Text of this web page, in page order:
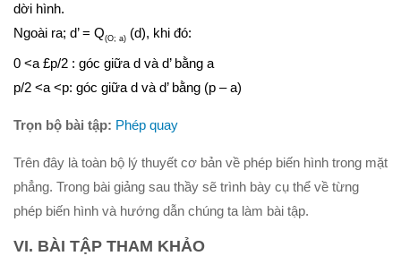
dời hình.
Ngoài ra; d’ = Q(O; a) (d), khi đó:
0 <a £p/2 : góc giữa d và d’ bằng a
p/2 <a <p: góc giữa d và d’ bằng (p –a)
Trọn bộ bài tập: Phép quay
Trên đây là toàn bộ lý thuyết cơ bản về phép biến hình trong mặt
phẳng. Trong bài giảng sau thầy sẽ trình bày cụ thể về từng
phép biến hình và hướng dẫn chúng ta làm bài tập.
VI. BÀI TẬP THAM KHẢO